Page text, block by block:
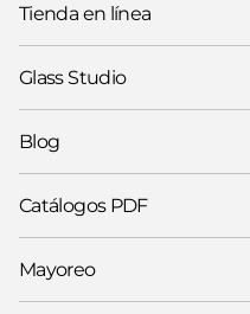
Tienda en línea
Glass Studio
Blog
Catálogos PDF
Mayoreo